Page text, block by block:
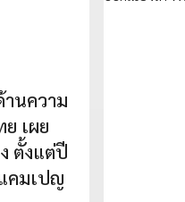
นความ
เผย
ตั้งแต่ปี
คมเปญ